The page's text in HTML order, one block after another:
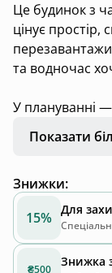
Це будинок з
цінує простір,
та водночас
У плануванні
тонах із
повноцінному
Два санвузли —
дрібниць. В
шампунь, гель,
Показати
Знижки:
15% Для
₴500
Знижка